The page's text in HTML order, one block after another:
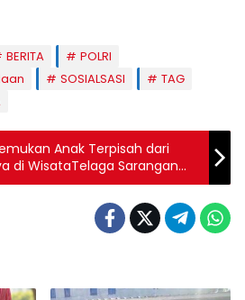
BERITA
POLRI
SOSIALSASI
TAG
Anak Terpisah dari
di WisataTelaga Sarangan